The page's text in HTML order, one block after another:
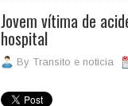
Jovem vítima de
hospital
By Transito e noticia